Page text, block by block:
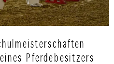
Pferdebesitzers